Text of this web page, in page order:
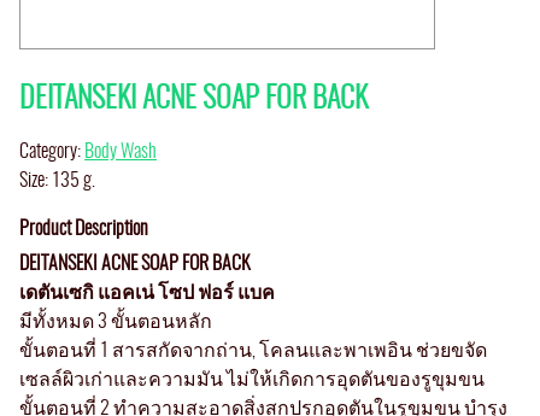
DEITANSEKI ACNE SOAP FOR BACK
Category: Body Wash
Size: 135 g.
Product Description
DEITANSEKI ACNE SOAP FOR BACK
เดตันเซกิ แอคเน่ โซป ฟอร์ แบค
มีทั้งหมด 3 ขั้นตอนหลัก
ขั้นตอนที่ 1 สารสกัดจากถ่าน, โคลนและพาเพอิน ช่วยขจัด
เซลล์ผิวเก่าและความมัน ไม่ให้เกิดการอุดตันของรูขุมขน
ขั้นตอนที่ 2 ทำความสะอาดสิ่งสกปรกอุดตันในรูขุมขน บำรุง